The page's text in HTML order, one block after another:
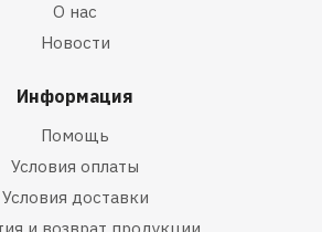
О нас
Новости
Информация
Помощь
Условия оплаты
Условия доставки